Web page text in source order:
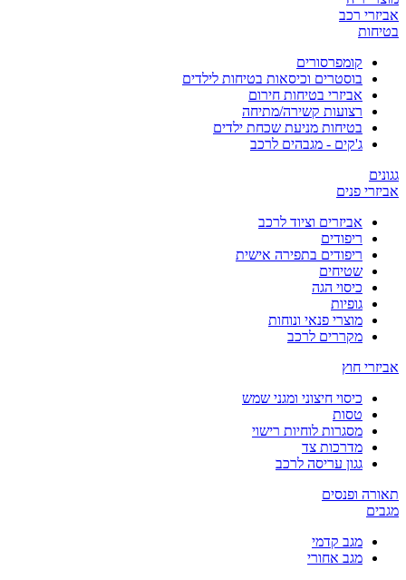
אביזרי רכב
בטיחות
קומפרסורים
בוסטרים וכיסאות בטיחות לילדים
אביזרי בטיחות חירום
רצועות קשירה/מתיחה
בטיחות מניעת שכחת ילדים
ג'קים - מגבהים לרכב
גגונים
אביזרי פנים
אביזרים וציוד לרכב
ריפודים
ריפודים בתפירה אישית
שטיחים
כיסוי הגה
גופיות
מוצרי פנאי ונוחות
מקררים לרכב
אביזרי חוץ
כיסוי חיצוני ומגני שמש
טסות
מסגרות לוחיות רישוי
מדרכות צד
גגון עריסה לרכב
תאורה ופנסים
מגבים
מגב קדמי
מגב אחורי